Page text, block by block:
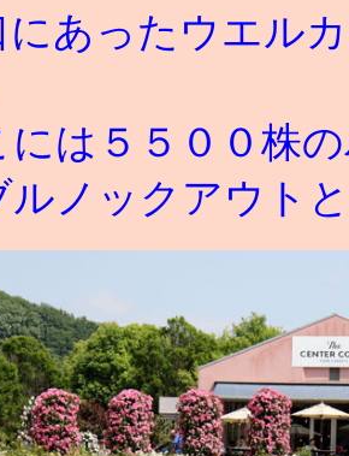
にあったウエル
には５５００株
ルノックアウト